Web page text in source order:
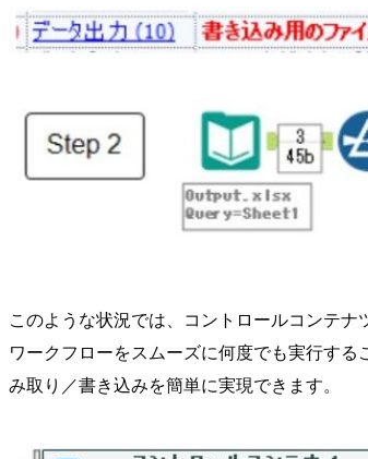
このような状況では、コントロールコンテ
ワークフローをスムーズに何度でも実行す
み取り／書き込みを簡単に実現できます。